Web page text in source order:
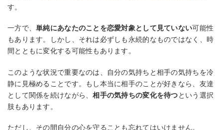
す。
一方で、単純にあなたのことを恋愛対象として見ていない可能性
もあります。しかし、それは必ずしも永続的なものではなく、時
間とともに変化する可能性もあります。
このような状況で重要なのは、自分の気持ちと相手の気持ちを冷
静に見極めることです。もし本当に相手のことが好きなら、友達
として関係を続けながら、相手の気持ちの変化を待つという選択
肢もあります。
ただし、その間自分の心を守ることも忘れてはいけません。